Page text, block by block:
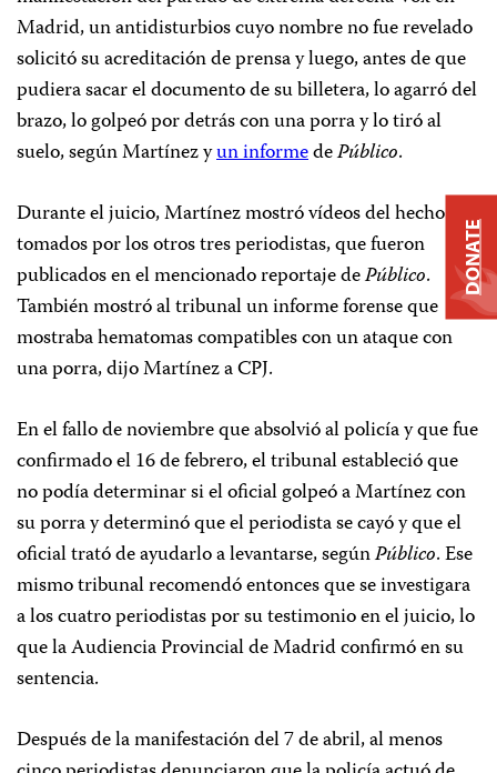
Madrid, un antidisturbios cuyo nombre no fue revelado
solicitó su acreditación de prensa y luego, antes de que
pudiera sacar el documento de su billetera, lo agarró del
brazo, lo golpeó por detrás con una porra y lo tiró al
suelo, según Martínez yun informedePúblico.
Durante el juicio, Martínez mostró vídeos del hecho
tomados por los otros tres periodistas, que fueron
publicados en el mencionado reportaje dePúblico.
También mostró al tribunal un informe forense que
mostraba hematomas compatibles con un ataque con
una porra, dijo Martínez a CPJ.
En el fallo de noviembre que absolvió al policía y que fue
confirmado el 16 de febrero, el tribunal estableció que
no podía determinar si el oficial golpeó a Martínez con
su porra y determinó que el periodista se cayó y que el
oficial trató de ayudarlo a levantarse, segúnPúblico. Ese
mismo tribunal recomendó entonces que se investigara
a los cuatro periodistas por su testimonio en el juicio, lo
que la Audiencia Provincial de Madrid confirmó en su
sentencia.
Después de la manifestación del 7 de abril, al menos
DONATE